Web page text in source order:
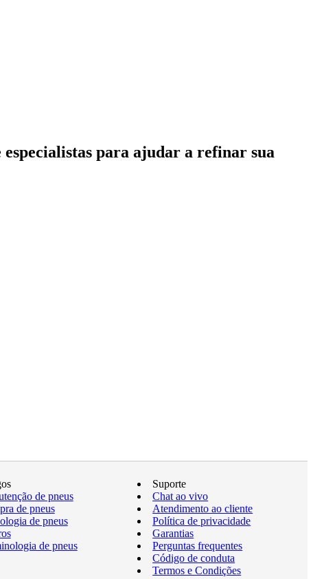
especialistas para ajudar a refinar sua
de pneus
de pneus
de pneus
de pneus
Suporte
Chat ao vivo
Atendimento ao cliente
Política de privacidade
Garantias
Perguntas frequentes
Código de conduta
Termos e Condições